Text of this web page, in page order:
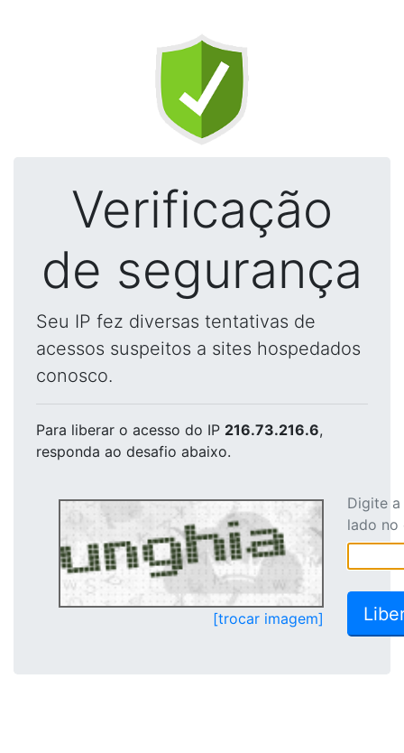
Verificação
de segurança
Seu IP fez diversas tentativas de
acessos suspeitos a sites hospedados
conosco.
Para liberar o acesso do IP 216.73.216.6,
responda ao desafio abaixo.
[trocar imagem]
Digite
lado no